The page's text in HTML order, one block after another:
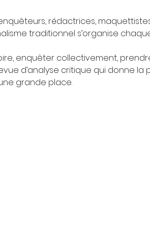
rédactrices,
traditionnel s’organise
enquêter collectivement,
d’analyse critique qui donne la
grande place.